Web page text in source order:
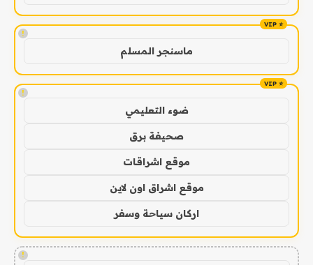
!
ماسنجر المسلم
!
ضوء التعليمي
صحيفة برق
موقع اشراقات
موقع اشراق اون لاين
اركان سياحة وسفر
!